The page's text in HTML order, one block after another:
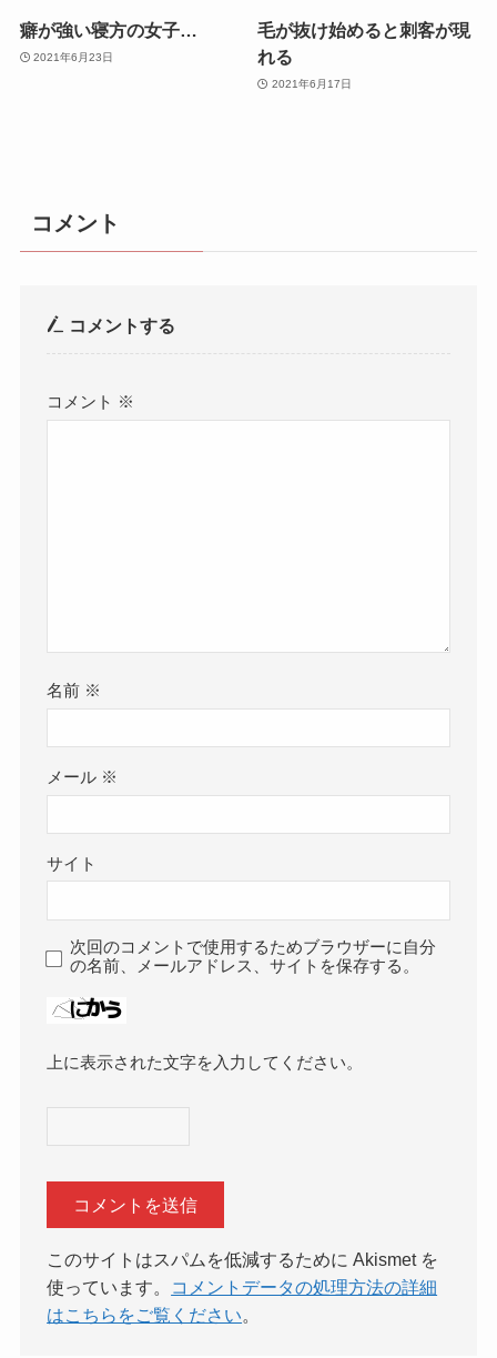
癖が強い寝方の女子…
2021年6月23日
毛が抜け始めると刺客が現
れる
2021年6月17日
コメント
コメントする
コメント ※
名前 ※
メール ※
サイト
次回のコメントで使用するためブラウザーに自分
の名前、メールアドレス、サイトを保存する。
上に表示された文字を入力してください。
このサイトはスパムを低減するために Akismet を
使っています。
コメントデータの処理方法の詳細
はこちらをご覧ください。